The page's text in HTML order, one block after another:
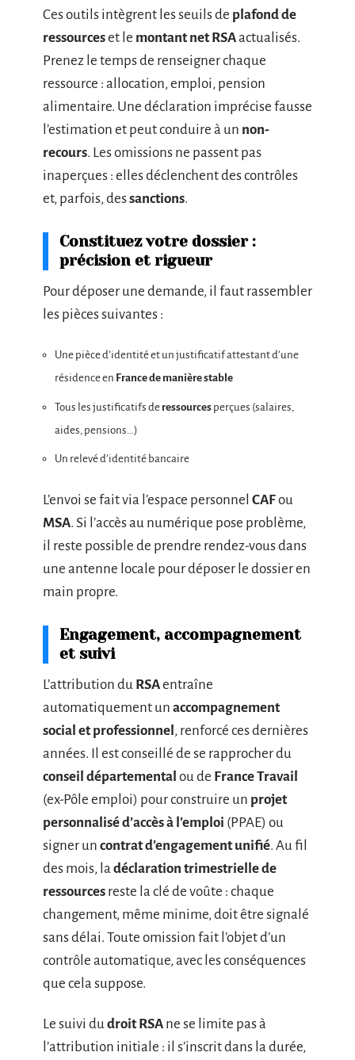
Ces outils intègrent les seuils de plafond de
ressourceset le montant net RSAactualisés.
Prenez le temps de renseigner chaque
ressource : allocation, emploi, pension
alimentaire. Une déclaration imprécise fausse
l’estimation et peut conduire à un non-
recours. Les omissions ne passent pas
inaperçues : elles déclenchent des contrôles
et, parfois, dessanctions.
Constituez votre dossier :
précision et rigueur
Pour déposer une demande, il faut rassembler
les pièces suivantes :
Une pièce d’identité et un justificatif attestant d’une
résidence en France de manière stable
Tous les justificatifs de ressources perçues (salaires,
aides, pensions…)
Un relevé d’identité bancaire
L’envoi se fait via l’espace personnel CAFou
MSA. Si l’accès au numérique pose problème,
il reste possible de prendre rendez-vous dans
une antenne locale pour déposer le dossier en
main propre.
Engagement, accompagnement
et suivi
L’attribution du RSAentraîne
automatiquement un accompagnement
social et professionnel, renforcé ces dernières
années. Il est conseillé de se rapprocher du
conseil départemental ou de France Travail
(ex-Pôle emploi) pour construire un projet
personnalisé d’accès à l’emploi (PPAE) ou
signer un contrat d’engagement unifié. Au fil
des mois, la déclaration trimestrielle de
ressources reste la clé de voûte : chaque
changement, même minime, doit être signalé
sans délai. Toute omission fait l’objet d’un
contrôle automatique, avec les conséquences
que cela suppose.
Le suivi dudroit RSA ne se limite pas à
l’attribution initiale : il s’inscrit dans la durée,